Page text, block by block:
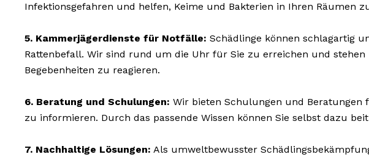
Infektionsgefahren und helfen, Keime und Bakterien in Ihren Räumen
5. Kammerjägerdienste für Notfälle: Schädlinge können schlagartig
Rattenbefall. Wir sind rund um die Uhr für Sie zu erreichen und
Begebenheiten zu reagieren.
6. Beratung und Schulungen: Wir bieten Schulungen und
zu informieren. Durch das passende Wissen können Sie selbst dazu
7. Nachhaltige Lösungen: Als umweltbewusster